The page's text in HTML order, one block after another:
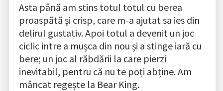
Asta până am stins totul totul cu berea
proaspătă și crisp, care m-a ajutat sa ies din
delirul gustativ. Apoi totul a devenit un joc
ciclic intre a mușca din nou și a stinge iară cu
bere; un joc al răbdării la care pierzi
inevitabil, pentru că nu te poți abține. Am
mâncat regește la Bear King.